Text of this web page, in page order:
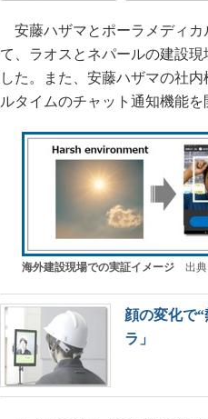
安藤ハザマとポーラメディカ
て、ラオスとネパールの建設
した。また、安藤ハザマの社
ルタイムのチャット通知機能を
海外建設現場での実証イメージ出典
顔の変化で
ラ」